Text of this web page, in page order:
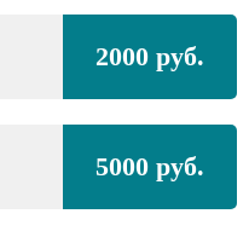
2000 руб.
5000 руб.